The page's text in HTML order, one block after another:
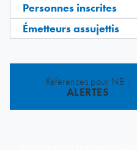
Personnes inscrites
Émetteurs assujettis
Références pour NB :
ALERTES